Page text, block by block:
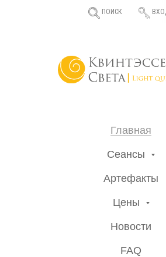
ПОИСК
Главная
Сеансы
Артефакты
Цены
Новости
FAQ